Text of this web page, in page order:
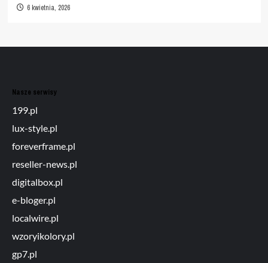
6 kwietnia, 2026
Nasze serwisy
199.pl
lux-style.pl
foreverframe.pl
reseller-news.pl
digitalbox.pl
e-bloger.pl
localwire.pl
wzoryikolory.pl
gp7.pl